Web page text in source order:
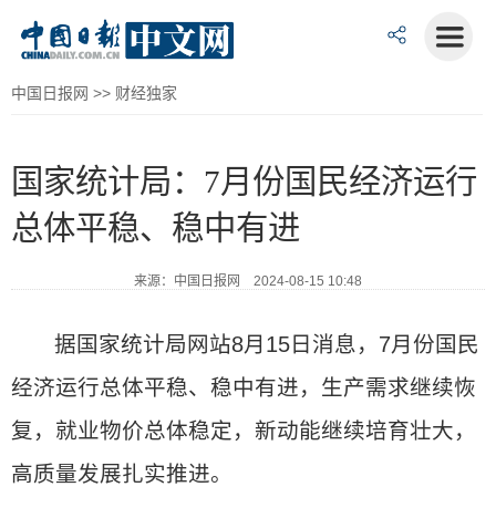
中国日报网 >> 财经独家
国家统计局：7月份国民经济运行
总体平稳、稳中有进
来源：中国日报网 2024-08-15 10:48
据国家统计局网站8月15日消息，7月份国民
经济运行总体平稳、稳中有进，生产需求继续恢
复，就业物价总体稳定，新动能继续培育壮大，
高质量发展扎实推进。